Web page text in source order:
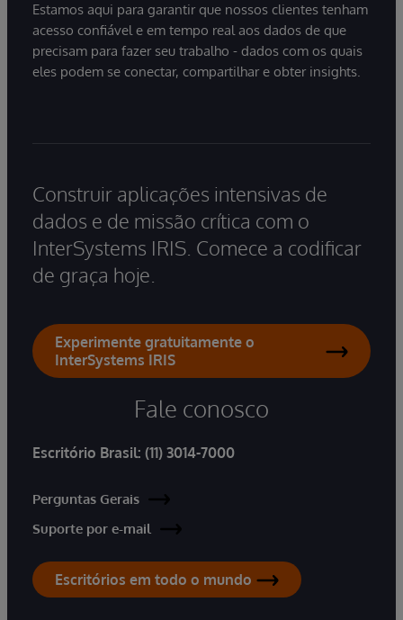
Estamos aqui para garantir que nossos clientes tenham
acesso confiável e em tempo real aos dados de que
precisam para fazer seu trabalho - dados com os quais
eles podem se conectar, compartilhar e obter insights.
Construir aplicações intensivas de
dados e de missão crítica com o
InterSystems IRIS. Comece a codificar
de graça hoje.
Experimente gratuitamente o
InterSystems IRIS
Fale conosco
Escritório Brasil: (11) 3014-7000
Perguntas Gerais
Suporte por e-mail
Escritórios em todo o mundo